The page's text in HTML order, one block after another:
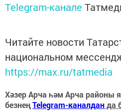
Telegram-канале
Читайте новости
национальном
https://max.ru/tatmedia
Хәзер Арча һәм Арча районы
безнеңTelegram-каналданда